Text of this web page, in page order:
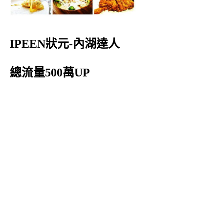
IPEEN狀元-內湖達人
總流量500萬UP